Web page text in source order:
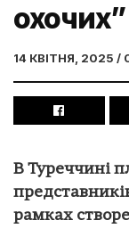
14 КВІТНЯ, 2025 /
В Туреччині
рамках